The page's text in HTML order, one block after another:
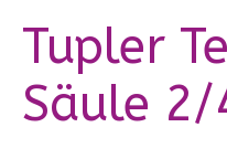
Tupler
Säule 2/